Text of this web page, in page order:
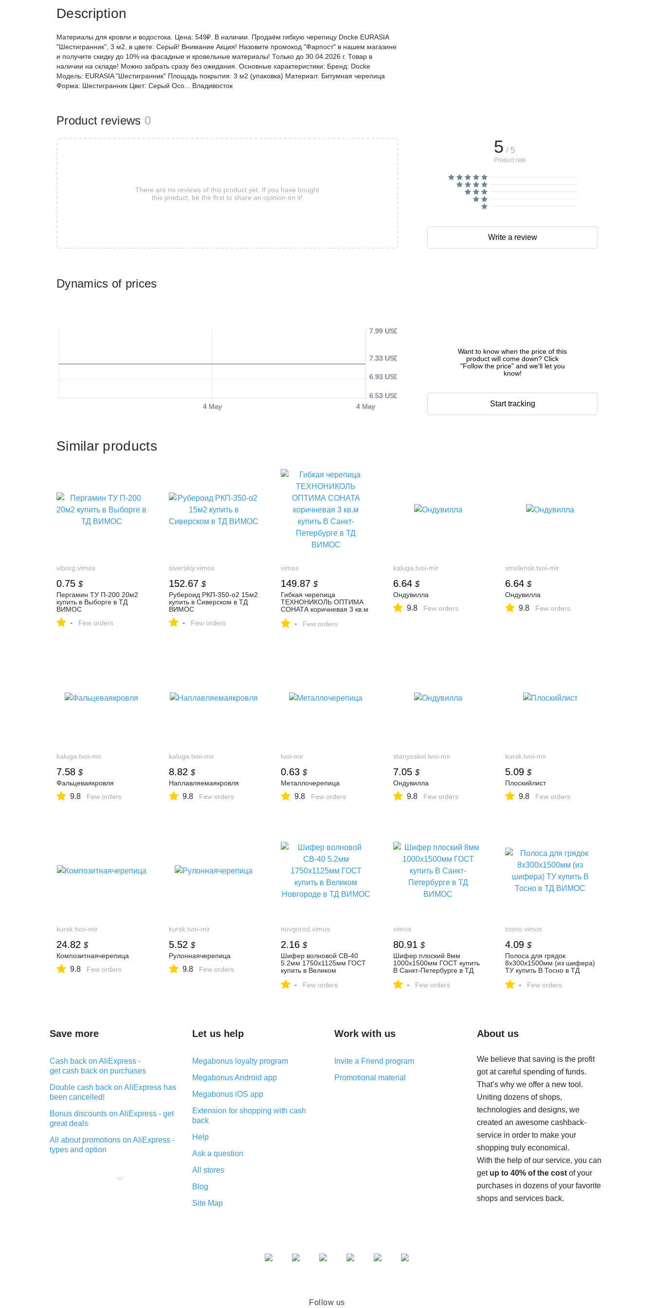
Dynamics of prices
4 May 4 May
6.53 USD
6.93 USD
7.33 USD
7.99 USD
Want to know when the price of this
product will come down? Click
"Follow the price" and we'll let you
know!
Start tracking
Description
Материалы для кровли и водостока. Цена: 549₽. В наличии. Продаём гибкую черепицу Docke EURASIA
"Шестигранник", 3 м2, в цвете: Серый! Внимание Акция! Назовите промокод "Фарпост" в нашем магазине
и получите скидку до 10% на фасадные и кровельные материалы! Только до 30.04.2026 г. Товар в
наличии на складе! Можно забрать сразу без ожидания. Основные характеристики: Бренд: Docke
Модель: EURASIA "Шестигранник" Площадь покрытия: 3 м2 (упаковка) Материал: Битумная черепица
Форма: Шестигранник Цвет: Серый Осо... Владивосток
Product reviews 0
There are no reviews of this product yet. If you have bought
this product, be the first to share an opinion on it!
5 / 5
Product rate
Write a review
Similar products
viborg.vimos
0.75 $
Пергамин ТУ П-200 20м2
купить в Выборге в ТД
ВИМОС
- Few orders
siverskiy.vimos
152.67 $
Рубероид РКП-350-о2 15м2
купить в Сиверском в ТД
ВИМОС
- Few orders
vimos
149.87 $
Гибкая черепица
ТЕХНОНИКОЛЬ ОПТИМА
СОНАТА коричневая 3 кв.м
в ТД ВИМОС
- Few orders
kaluga.tvoi-mir
6.64 $
Ондувилла
9.8 Few orders
smolensk.tvoi-mir
6.64 $
Ондувилла
9.8 Few orders
kaluga.tvoi-mir
7.58 $
Фальцеваякровля
9.8 Few orders
kaluga.tvoi-mir
8.82 $
Наплавляемаякровля
9.8 Few orders
tvoi-mir
0.63 $
Металлочерепица
9.8 Few orders
stariyoskol.tvoi-mir
7.05 $
Ондувилла
9.8 Few orders
kursk.tvoi-mir
5.09 $
Плоскийлист
9.8 Few orders
kursk.tvoi-mir
24.82 $
Композитнаячерепица
9.8 Few orders
kursk.tvoi-mir
5.52 $
Рулоннаячерепица
9.8 Few orders
novgorod.vimos
2.16 $
Шифер волновой СВ-40
5.2мм 1750х1125мм ГОСТ
купить в Великом
- Few orders
vimos
80.91 $
Шифер плоский 8мм
1000х1500мм ГОСТ купить
В Санкт-Петербурге в ТД
- Few orders
tosno.vimos
4.09 $
Полоса для грядок
8х300х1500мм (из шифера)
ТУ купить В Тосно в ТД
- Few orders
Save more
Cash back on AliExpress -
get cash back on purchases
Double cash back on AliExpress has
been cancelled!
Bonus discounts on AliExpress - get
great deals
All about promotions on AliExpress -
types and option
purchases on AliExpress - short and
Let us help
Megabonus loyalty program
Megabonus Android app
Megabonus iOS app
Extension for shopping with cash
back
Help
Ask a question
All stores
Blog
Site Map
Work with us
Invite a Friend program
Promotional material
About us
We believe that saving is the profit
got at careful spending of funds.
That’s why we offer a new tool.
Uniting dozens of shops,
technologies and designs, we
created an awesome cashback-
service in order to make your
shopping truly economical.
With the help of our service, you can
get up to 40% of the costof your
purchases in dozens of your favorite
shops and services back.
Follow us